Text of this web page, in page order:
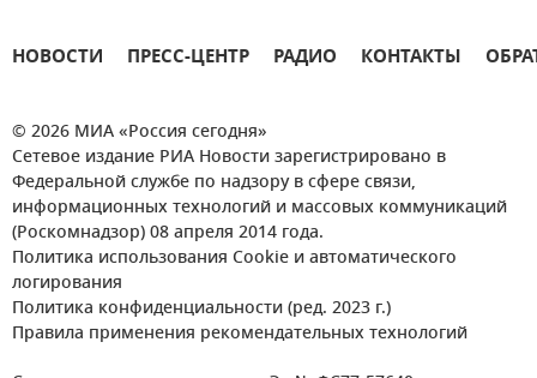
НОВОСТИ ПРЕСС-ЦЕНТР РАДИО КОНТАКТЫ
© 2026 МИА «Россия сегодня»
Сетевое издание РИА Новости зарегистрировано в
Федеральной службе по надзору в сфере связи,
информационных технологий и массовых коммуникаций
(Роскомнадзор) 08 апреля 2014 года.
Политика использования Cookie и автоматического
логирования
Политика конфиденциальности (ред. 2023 г.)
Правила применения рекомендательных технологий